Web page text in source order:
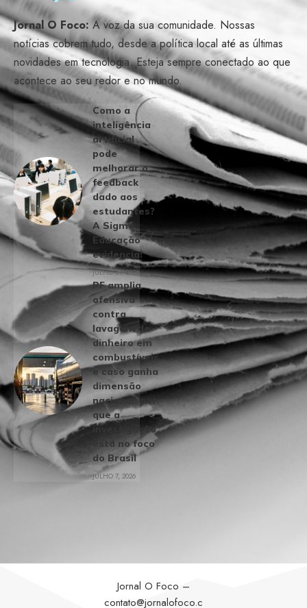
Jornal O Foco: A voz da sua comunidade. Nossas
notícias cobrem tudo, desde a política local até as últimas
novidades em tecnologia. Esteja sempre conectado ao que
acontece ao seu redor e no mundo.
Como a
inteligência
artificial
pode
melhorar o
feedback
dado aos
estudantes?
A Sigma
Educação
evidencia!
JULHO 31, 2026
PF amplia
ofensiva
contra
lavagem de
dinheiro em
combustíveis
e caso ganha
dimensão
nacional: por
que a
investigação
está no foco
do Brasil
JULHO 7, 2026
Jornal O Foco –
contato@jornalofoco.c